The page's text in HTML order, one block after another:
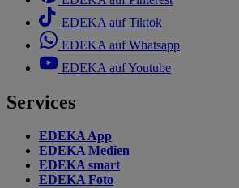
EDEKA auf Tiktok
EDEKA auf Whatsapp
EDEKA auf Youtube
Services
EDEKA App
EDEKA Medien
EDEKA smart
EDEKA Foto